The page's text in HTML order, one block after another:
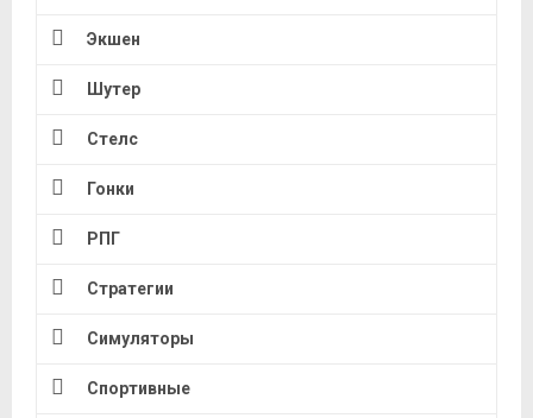
Экшен
Шутер
Стелс
Гонки
РПГ
Стратегии
Симуляторы
Спортивные